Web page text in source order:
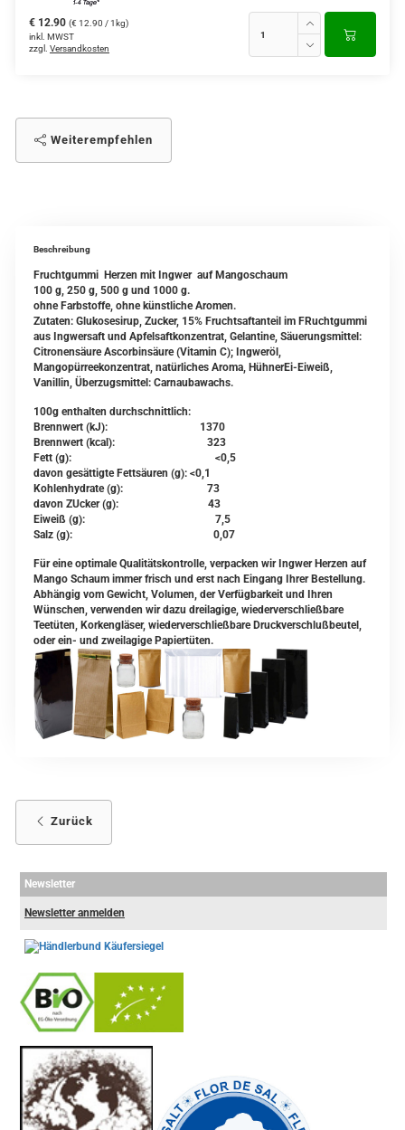
€ 12.90 (€ 12.90 / 1kg)
inkl. MWST
zzgl. Versandkosten
Weiterempfehlen
Beschreibung
Fruchtgummi Herzen mit Ingwer auf Mangoschaum
100 g, 250 g, 500 g und 1000 g.
ohne Farbstoffe, ohne künstliche Aromen.
Zutaten: Glukosesirup, Zucker, 15% Fruchtsaftanteil im FRuchtgummi
aus Ingwersaft und Apfelsaftkonzentrat, Gelantine, Säuerungsmittel:
Citronensäure Ascorbinsäure (Vitamin C); Ingweröl,
Mangopürreekonzentrat, natürliches Aroma, HühnerEi-Eiweiß,
Vanillin, Überzugsmittel: Carnaubawachs.
100g enthalten durchschnittlich:
Brennwert (kJ): 1370
Brennwert (kcal): 323
Fett (g): <0,5
davon gesättigte Fettsäuren (g): <0,1
Kohlenhydrate (g): 73
davon ZUcker (g): 43
Eiweiß (g): 7,5
Salz (g): 0,07
Für eine optimale Qualitätskontrolle, verpacken wir Ingwer Herzen auf
Mango Schaum immer frisch und erst nach Eingang Ihrer Bestellung.
Abhängig vom Gewicht, Volumen, der Verfügbarkeit und Ihren
Wünschen, verwenden wir dazu dreilagige, wiederverschließbare
Teetüten, Korkengläser, wiederverschließbare Druckverschlußbeutel,
oder ein- und zweilagige Papiertüten.
Zurück
Newsletter
Newsletter anmelden